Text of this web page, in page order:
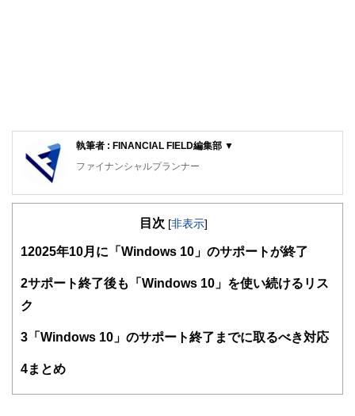
執筆者 : FINANCIAL FIELD編集部 ▼
ファイナンシャルプランナー
FinancialField編集部は、金融、経済に関する記事を、日々
知識がない方でも理解できるようわかりやすく発信していま
得者を中心に「お金や暮らし」に関する書籍・雑誌の編集経
験者で構成され、企画立案から記事掲載まですべての工程に
FinancialFieldの特徴は、ファイナンシャルプランナー、弁
目次 [非表示]
1 2025年10月に「Windows 10」のサポートが終了
2サポート終了後も「Windows 10」を使い続けるリス
ク
3 「Windows 10」のサポート終了までに取るべき対応
4まとめ